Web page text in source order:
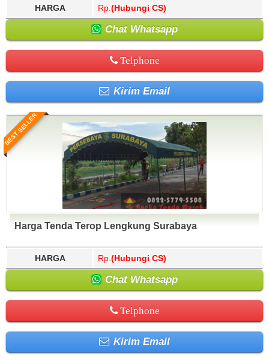
HARGA Rp. (Hubungi CS)
Chat Whatsapp
Telphone
Kirim Email
BEST SELLER
Harga Tenda Terop Lengkung Surabaya
HARGA Rp. (Hubungi CS)
Chat Whatsapp
Telphone
Kirim Email